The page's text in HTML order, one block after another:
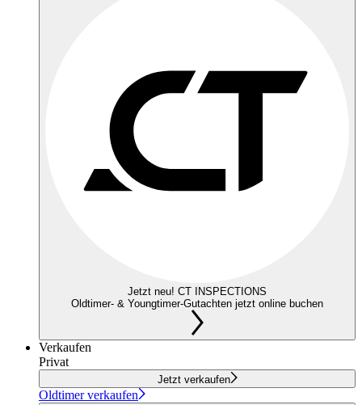
Jetzt neu! CT INSPECTIONS
Oldtimer- & Youngtimer-Gutachten jetzt online buchen
Verkaufen
Privat
Jetzt verkaufen
Oldtimer verkaufen